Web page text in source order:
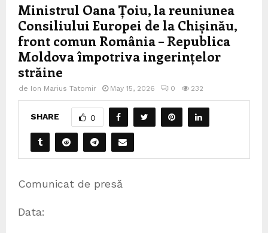
Ministrul Oana Țoiu, la reuniunea
Consiliului Europei de la Chișinău,
front comun România – Republica
Moldova împotriva ingerințelor
străine
de Ion Marius Tatomir May 15, 2026 0 232
SHARE 0
Comunicat de presă
Data: